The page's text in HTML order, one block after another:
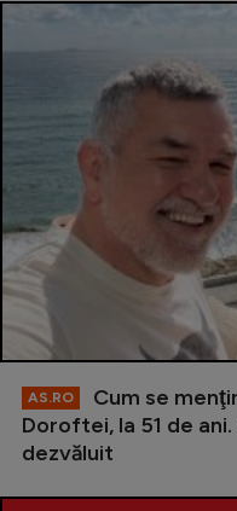
AS.RO
Cum se
Doroftei, la 51 de
dezvăluit